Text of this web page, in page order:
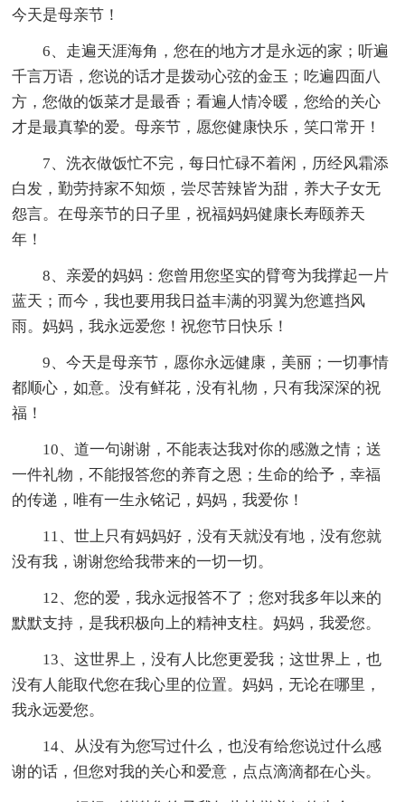
今天是母亲节！
6、走遍天涯海角，您在的地方才是永远的家；听遍
千言万语，您说的话才是拨动心弦的金玉；吃遍四面八
方，您做的饭菜才是最香；看遍人情冷暖，您给的关心
才是最真挚的爱。母亲节，愿您健康快乐，笑口常开！
7、洗衣做饭忙不完，每日忙碌不着闲，历经风霜添
白发，勤劳持家不知烦，尝尽苦辣皆为甜，养大子女无
怨言。在母亲节的日子里，祝福妈妈健康长寿颐养天
年！
8、亲爱的妈妈：您曾用您坚实的臂弯为我撑起一片
蓝天；而今，我也要用我日益丰满的羽翼为您遮挡风
雨。妈妈，我永远爱您！祝您节日快乐！
9、今天是母亲节，愿你永远健康，美丽；一切事情
都顺心，如意。没有鲜花，没有礼物，只有我深深的祝
福！
10、道一句谢谢，不能表达我对你的感激之情；送
一件礼物，不能报答您的养育之恩；生命的给予，幸福
的传递，唯有一生永铭记，妈妈，我爱你！
11、世上只有妈妈好，没有天就没有地，没有您就
没有我，谢谢您给我带来的一切一切。
12、您的爱，我永远报答不了；您对我多年以来的
默默支持，是我积极向上的精神支柱。妈妈，我爱您。
13、这世界上，没有人比您更爱我；这世界上，也
没有人能取代您在我心里的位置。妈妈，无论在哪里，
我永远爱您。
14、从没有为您写过什么，也没有给您说过什么感
谢的话，但您对我的关心和爱意，点点滴滴都在心头。